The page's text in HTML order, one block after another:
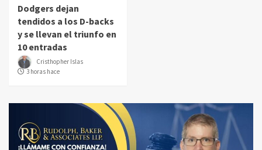
Dodgers dejan
tendidos a los D-backs
y se llevan el triunfo en
10 entradas
Cristhopher Islas
3 horas hace